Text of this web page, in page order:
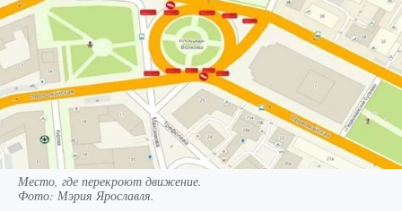
Место, где перекроют движение.
Фото: Мэрия Ярославля.